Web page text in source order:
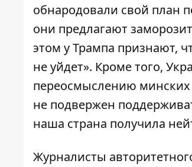
обнародовали свой план
они предлагают
этом у Трампа признают,
не уйдет». Кроме того,
переосмыслению минских
не подвержен
наша страна получила
Журналисты